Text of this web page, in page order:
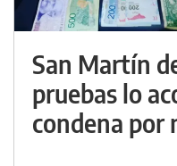
San Martín
pruebas lo
condena por